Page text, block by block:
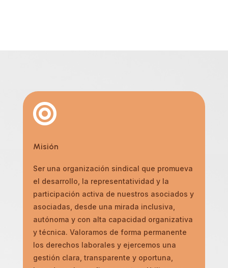

Misión
Ser una organización sindical que promueva
el desarrollo, la representatividad y la
participación activa de nuestros asociados y
asociadas, desde una mirada inclusiva,
autónoma y con alta capacidad organizativa
y técnica. Valoramos de forma permanente
los derechos laborales y ejercemos una
gestión clara, transparente y oportuna,